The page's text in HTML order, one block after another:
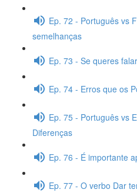
Ep. 72 - Português vs
semelhanças
Ep. 73 - Se queres
Ep. 74 - Erros que os
Ep. 75 - Português vs
Diferenças
Ep. 76 - É importante
Ep. 77 - O verbo Dar